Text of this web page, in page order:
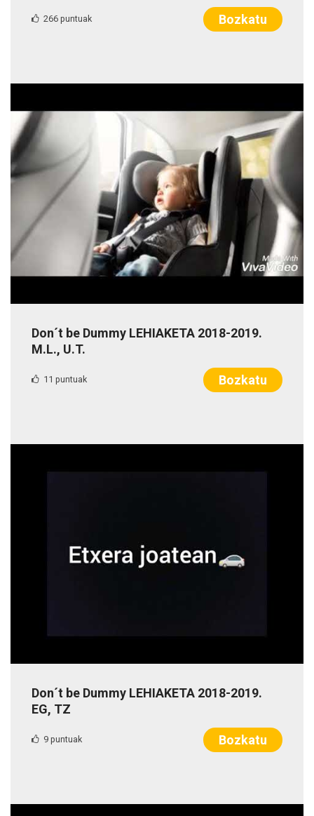
266 puntuak Bozkatu
Don´t be Dummy LEHIAKETA 2018-2019.
M.L., U.T.
11 puntuak Bozkatu
Don´t be Dummy LEHIAKETA 2018-2019.
EG, TZ
9 puntuak Bozkatu